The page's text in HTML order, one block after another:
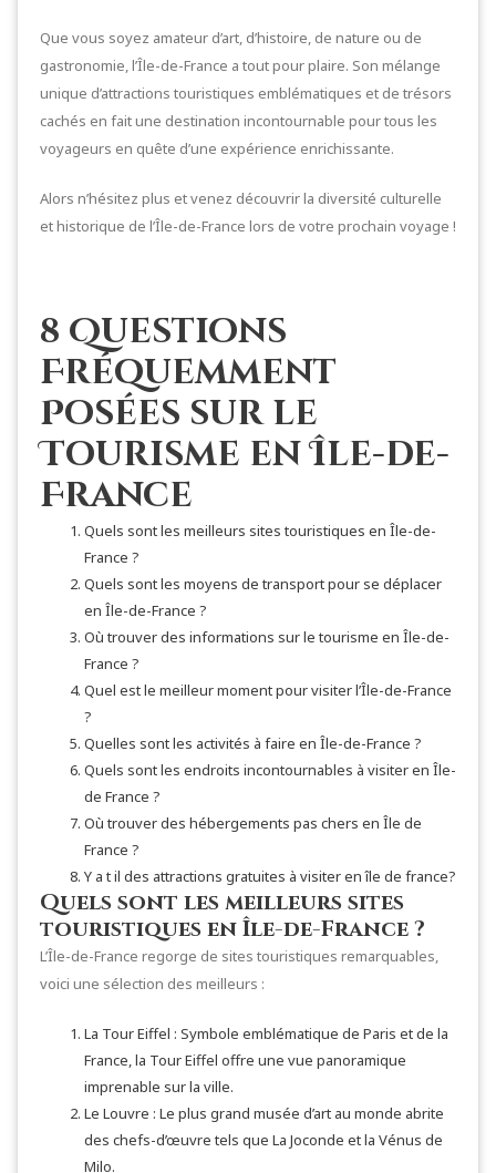
Que vous soyez amateur d’art, d’histoire, de nature ou de
gastronomie, l’Île-de-France a tout pour plaire. Son mélange
unique d’attractions touristiques emblématiques et de trésors
cachés en fait une destination incontournable pour tous les
voyageurs en quête d’une expérience enrichissante.
Alors n’hésitez plus et venez découvrir la diversité culturelle
et historique de l’Île-de-France lors de votre prochain voyage !
8 Questions
Fréquemment
Posées sur le
Tourisme en Île-de-
France
Quels sont les meilleurs sites touristiques en Île-de-
France ?
Quels sont les moyens de transport pour se déplacer
en Île-de-France ?
Où trouver des informations sur le tourisme en Île-de-
France ?
Quel est le meilleur moment pour visiter l’Île-de-France
?
Quelles sont les activités à faire en Île-de-France ?
Quels sont les endroits incontournables à visiter en Île-
de France ?
Où trouver des hébergements pas chers en Île de
France ?
Y a t il des attractions gratuites à visiter en île de france?
Quels sont les meilleurs sites
touristiques en Île-de-France ?
L’Île-de-France regorge de sites touristiques remarquables,
voici une sélection des meilleurs :
La Tour Eiffel : Symbole emblématique de Paris et de la
France, la Tour Eiffel offre une vue panoramique
imprenable sur la ville.
Le Louvre : Le plus grand musée d’art au monde abrite
des chefs-d’œuvre tels que La Joconde et la Vénus de
Milo.